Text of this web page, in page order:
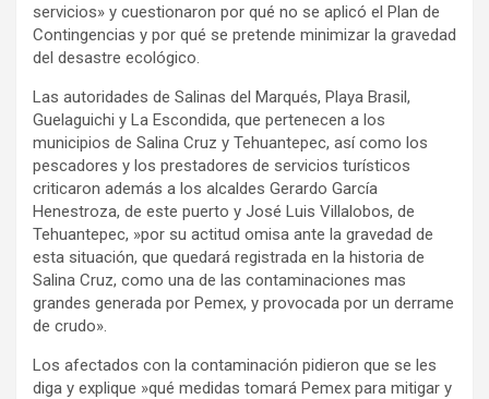
servicios» y cuestionaron por qué no se aplicó el Plan de
Contingencias y por qué se pretende minimizar la gravedad
del desastre ecológico.
Las autoridades de Salinas del Marqués, Playa Brasil,
Guelaguichi y La Escondida, que pertenecen a los
municipios de Salina Cruz y Tehuantepec, así como los
pescadores y los prestadores de servicios turísticos
criticaron además a los alcaldes Gerardo García
Henestroza, de este puerto y José Luis Villalobos, de
Tehuantepec, »por su actitud omisa ante la gravedad de
esta situación, que quedará registrada en la historia de
Salina Cruz, como una de las contaminaciones mas
grandes generada por Pemex, y provocada por un derrame
de crudo».
Los afectados con la contaminación pidieron que se les
diga y explique »qué medidas tomará Pemex para mitigar y